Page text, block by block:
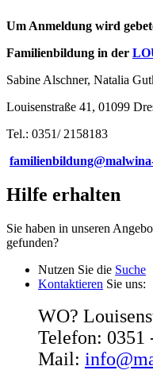
Um Anmeldung wird
Familienbildung in der
Sabine Alschner, Natalia
Louisenstraße 41, 01099
Tel.: 0351/ 2158183
Hilfe erhalten
Sie haben in unseren
gefunden?
Nutzen Sie die Suche
Kontaktieren Sie uns:
WO?
Telefon: 0351
Mail: